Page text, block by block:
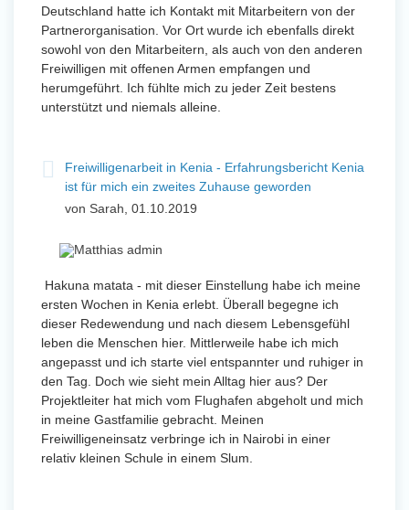
Deutschland hatte ich Kontakt mit Mitarbeitern von der
Partnerorganisation. Vor Ort wurde ich ebenfalls direkt
sowohl von den Mitarbeitern, als auch von den anderen
Freiwilligen mit offenen Armen empfangen und
herumgeführt. Ich fühlte mich zu jeder Zeit bestens
unterstützt und niemals alleine.
Freiwilligenarbeit in Kenia - Erfahrungsbericht Kenia
ist für mich ein zweites Zuhause geworden
von Sarah, 01.10.2019
Hakuna matata - mit dieser Einstellung habe ich meine
ersten Wochen in Kenia erlebt. Überall begegne ich
dieser Redewendung und nach diesem Lebensgefühl
leben die Menschen hier. Mittlerweile habe ich mich
angepasst und ich starte viel entspannter und ruhiger in
den Tag. Doch wie sieht mein Alltag hier aus? Der
Projektleiter hat mich vom Flughafen abgeholt und mich
in meine Gastfamilie gebracht. Meinen
Freiwilligeneinsatz verbringe ich in Nairobi in einer
relativ kleinen Schule in einem Slum.